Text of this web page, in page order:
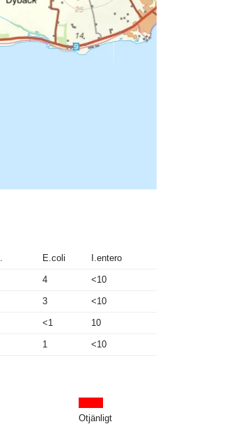
E.coli I.entero
4 <10
3 <10
<1 10
1 <10
Otjänligt